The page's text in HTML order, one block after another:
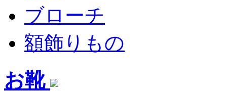
ブローチ
額飾りもの
お靴